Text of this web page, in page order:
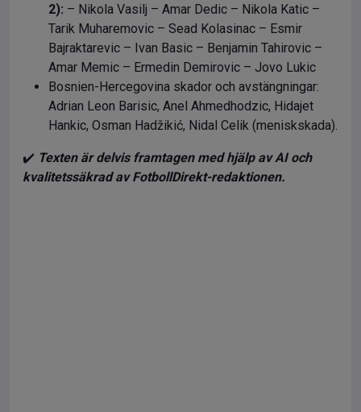
2): – Nikola Vasilj – Amar Dedic – Nikola Katic –
Tarik Muharemovic – Sead Kolasinac – Esmir
Bajraktarevic – Ivan Basic – Benjamin Tahirovic –
Amar Memic – Ermedin Demirovic – Jovo Lukic
Bosnien-Hercegovina skador och avstängningar:
Adrian Leon Barisic, Anel Ahmedhodzic, Hidajet
Hankic, Osman Hadžikić, Nidal Celik (meniskskada).
✔️ Texten är delvis framtagen med hjälp av AI och
kvalitetssäkrad av FotbollDirekt-redaktionen.